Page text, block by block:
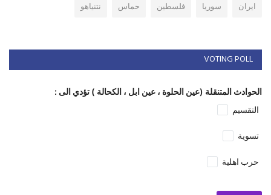
ايران
سوريا فلسطين حماس نتنياهو
VOTING POLL
الحوادث المتنقلة (عين الحلوة ، عين ابل ، الكحالة ) تؤدي الى :
التقسيم
تسوية
حرب اهلية